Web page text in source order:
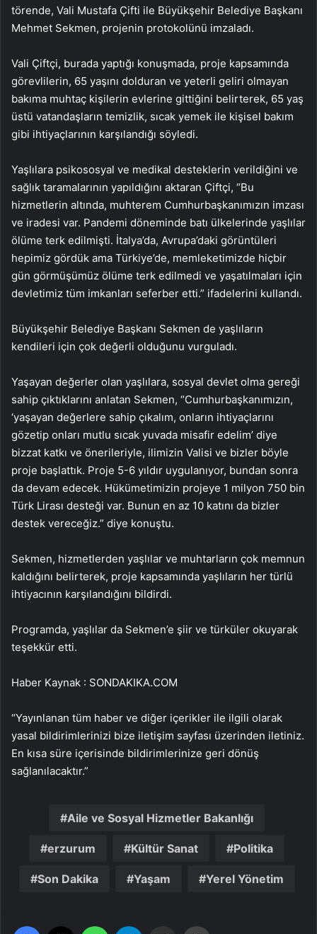
törende, Vali Mustafa Çifti ile Büyükşehir Belediye Başkanı
Mehmet Sekmen, projenin protokolünü imzaladı.
Vali Çiftçi, burada yaptığı konuşmada, proje kapsamında
görevlilerin, 65 yaşını dolduran ve yeterli geliri olmayan
bakıma muhtaç kişilerin evlerine gittiğini belirterek, 65 yaş
üstü vatandaşların temizlik, sıcak yemek ile kişisel bakım
gibi ihtiyaçlarının karşılandığı söyledi.
Yaşlılara psikososyal ve medikal desteklerin verildiğini ve
sağlık taramalarının yapıldığını aktaran Çiftçi, “Bu
hizmetlerin altında, muhterem Cumhurbaşkanımızın imzası
ve iradesi var. Pandemi döneminde batı ülkelerinde yaşlılar
ölüme terk edilmişti. İtalya’da, Avrupa’daki görüntüleri
hepimiz gördük ama Türkiye’de, memleketimizde hiçbir
gün görmüşümüz ölüme terk edilmedi ve yaşatılmaları için
devletimiz tüm imkanları seferber etti.” ifadelerini kullandı.
Büyükşehir Belediye Başkanı Sekmen de yaşlıların
kendileri için çok değerli olduğunu vurguladı.
Yaşayan değerler olan yaşlılara, sosyal devlet olma gereği
sahip çıktıklarını anlatan Sekmen, “Cumhurbaşkanımızın,
‘yaşayan değerlere sahip çıkalım, onların ihtiyaçlarını
gözetip onları mutlu sıcak yuvada misafir edelim’ diye
bizzat katkı ve önerileriyle, ilimizin Valisi ve bizler böyle
proje başlattık. Proje 5-6 yıldır uygulanıyor, bundan sonra
da devam edecek. Hükümetimizin projeye 1 milyon 750 bin
Türk Lirası desteği var. Bunun en az 10 katını da bizler
destek vereceğiz.” diye konuştu.
Sekmen, hizmetlerden yaşlılar ve muhtarların çok memnun
kaldığını belirterek, proje kapsamında yaşlıların her türlü
ihtiyacının karşılandığını bildirdi.
Programda, yaşlılar da Sekmen’e şiir ve türküler okuyarak
teşekkür etti.
Haber Kaynak : SONDAKIKA.COM
“Yayınlanan tüm haber ve diğer içerikler ile ilgili olarak
yasal bildirimlerinizi bize iletişim sayfası üzerinden iletiniz.
En kısa süre içerisinde bildirimlerinize geri dönüş
sağlanılacaktır.”
Aile ve Sosyal Hizmetler Bakanlığı
erzurum Kültür Sanat Politika
Son Dakika Yaşam Yerel Yönetim
Facebook WhatsApp Email'den paylaş